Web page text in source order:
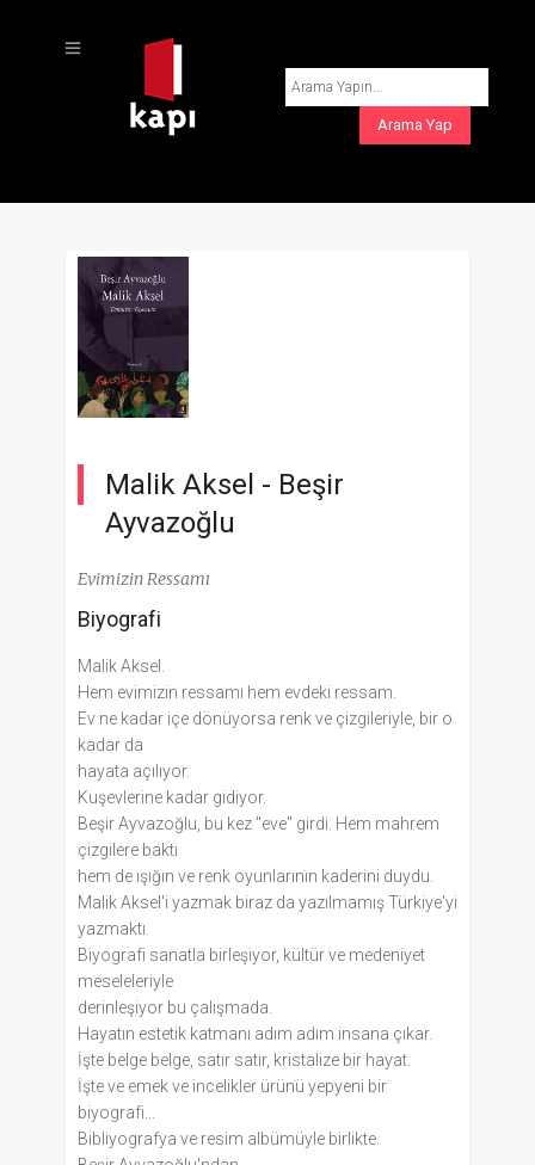
Malik Aksel - Beşir
Ayvazoğlu
Evimizin Ressamı
Biyografi
Malik Aksel.
Hem evimizin ressamı hem evdeki ressam.
Ev ne kadar içe dönüyorsa renk ve çizgileriyle, bir o
kadar da
hayata açılıyor.
Kuşevlerine kadar gidiyor.
Beşir Ayvazoğlu, bu kez "eve" girdi. Hem mahrem
çizgilere baktı
hem de ışığın ve renk oyunlarının kaderini duydu.
Malik Aksel'i yazmak biraz da yazılmamış Türkiye'yi
yazmaktı.
Biyografi sanatla birleşiyor, kültür ve medeniyet
meseleleriyle
derinleşiyor bu çalışmada.
Hayatın estetik katmanı adım adım insana çıkar.
İşte belge belge, satır satır, kristalize bir hayat.
İşte ve emek ve incelikler ürünü yepyeni bir
biyografi...
Bibliyografya ve resim albümüyle birlikte.